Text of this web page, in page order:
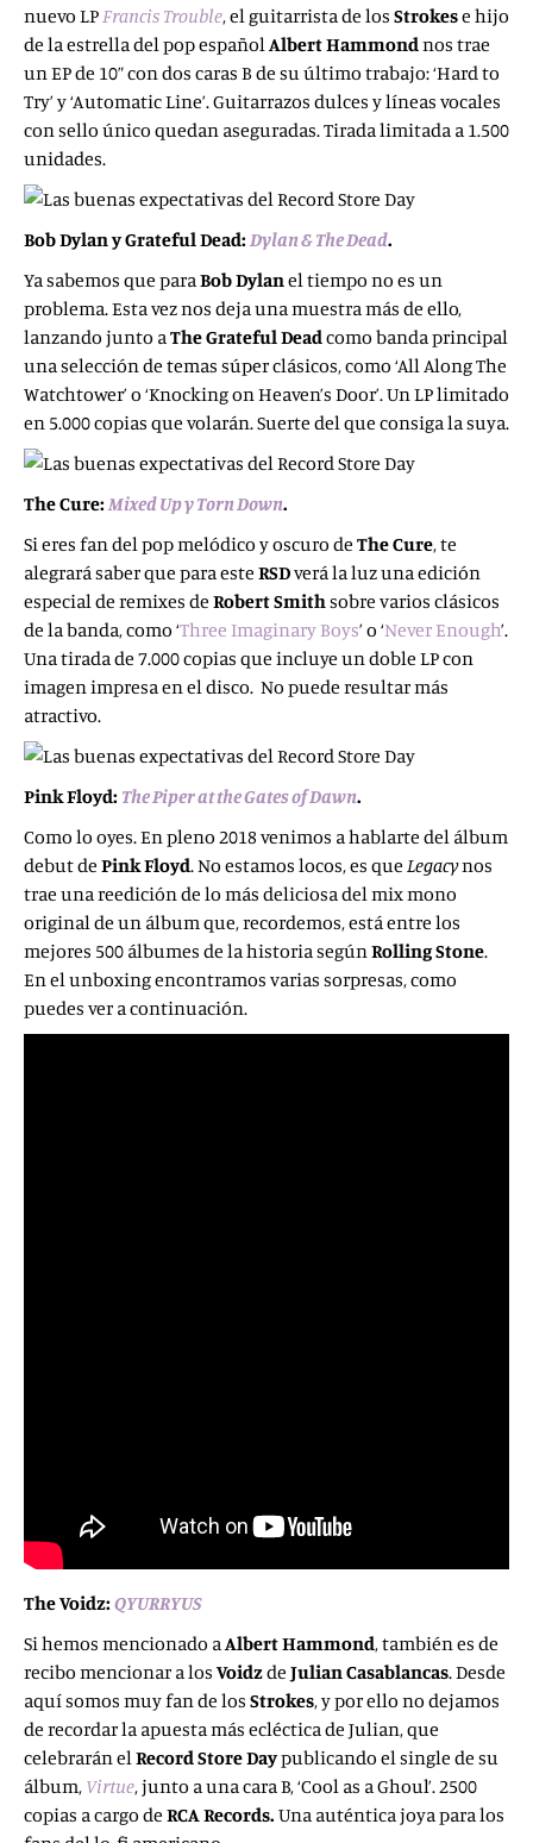
nuevo LPFrancis Trouble, el guitarrista de los Strokese hijo
de la estrella del pop españolAlbert Hammondnos trae
un EP de 10” con dos caras B de su último trabajo: ‘Hard to
Try’ y ‘Automatic Line’. Guitarrazos dulces y líneas vocales
con sello único quedan aseguradas. Tirada limitada a 1.500
unidades.
Bob Dylan y Grateful Dead:Dylan & The Dead.
Ya sabemos que paraBob Dylanel tiempo no es un
problema. Esta vez nos deja una muestra más de ello,
lanzando junto aThe Grateful Deadcomo banda principal
una selección de temas súper clásicos, como ‘All Along The
Watchtower’ o ‘Knocking on Heaven’s Door’. Un LP limitado
en 5.000 copias que volarán. Suerte del que consiga la suya.
The Cure:Mixed Up y Torn Down.
Si eres fan del pop melódico y oscuro de The Cure, te
alegrará saber que para este RSDverá la luz una edición
especial de remixes de Robert Smithsobre varios clásicos
de la banda, como ‘Three Imaginary Boys’ o ‘Never Enough’.
Una tirada de 7.000 copias que incluye un doble LP con
imagen impresa en el disco. No puede resultar más
atractivo.
Pink Floyd: The Piper at the Gates of Dawn.
Como lo oyes. En pleno 2018 venimos a hablarte del álbum
debut de Pink Floyd. No estamos locos, es que Legacynos
trae una reedición de lo más deliciosa del mix mono
original de un álbum que, recordemos, está entre los
mejores 500 álbumes de la historia segúnRollingStone.
En el unboxing encontramos varias sorpresas, como
puedes ver a continuación.
The Voidz:QYURRYUS
Si hemos mencionado aAlbert Hammond, también es de
recibo mencionar a losVoidzde Julian Casablancas. Desde
aquí somos muy fan de los Strokes, y por ello no dejamos
de recordar la apuesta más ecléctica de Julian, que
celebrarán elRecord Store Daypublicando el single de su
álbum, Virtue, junto a una cara B, ‘Cool as a Ghoul’. 2500
copias a cargo de RCA Records. Una auténtica joya para los